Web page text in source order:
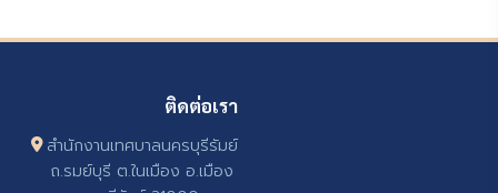
ติดต่อเรา
สำนักงานเทศบาลนครบุรีรัมย์
ถ.รมย์บุรี ต.ในเมือง อ.เมือง